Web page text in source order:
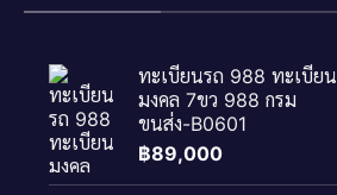
ทะเบียนรถ 988 ทะเบียน
มงคล 7ขว 988 กรม
ขนส่ง-B0601
฿89,000